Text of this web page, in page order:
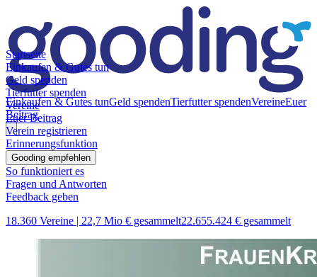
Einkaufen & Gutes tunGeld spendenTierfutter spendenVereineEuer
Beitrag
Startseite
Einkaufen & Gutes tun
Geld spenden
Tierfutter spenden
Vereine
Euer Beitrag
Verein registrieren
Erinnerungsfunktion
Gooding empfehlen
So funktioniert es
Fragen und Antworten
Feedback geben
18.360 Vereine | 22,7 Mio € gesammelt22.655.424 € gesammelt